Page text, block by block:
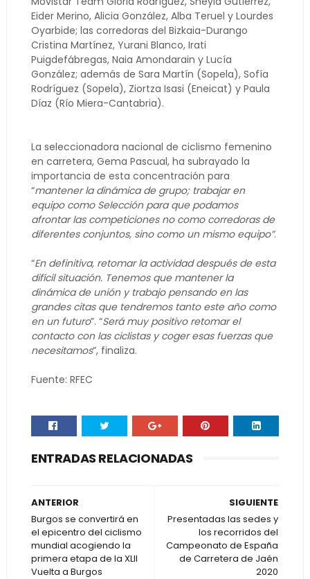
Eider Merino, Alicia González, Alba Teruel y Lourdes
Oyarbide; las corredoras del Bizkaia-Durango
Cristina Martínez, Yurani Blanco, Irati
Puigdefábregas, Naia Amondarain y Lucía
González; además de Sara Martín (Sopela), Sofía
Rodríguez (Sopela), Ziortza Isasi (Eneicat) y Paula
Díaz (Río Miera-Cantabria).
La seleccionadora nacional de ciclismo femenino
en carretera, Gema Pascual, ha subrayado la
importancia de esta concentración para
“mantener la dinámica de grupo; trabajar en
equipo como Selección para que podamos
afrontar las competiciones no como corredoras de
diferentes conjuntos, sino como un mismo equipo”.
“En definitiva, retomar la actividad después de esta
difícil situación. Tenemos que mantener la
dinámica de unión y trabajo pensando en las
grandes citas que tendremos tanto este año como
en un futuro”. “Será muy positivo retomar el
contacto con las ciclistas y coger esas fuerzas que
necesitamos”, finaliza.
Fuente: RFEC
ENTRADAS RELACIONADAS
SIGUIENTE
Presentadas las sedes y
los recorridos del
Campeonato de España
de Carretera de Jaén
2020
ANTERIOR
Burgos se convertirá en
el epicentro del ciclismo
mundial acogiendo la
primera etapa de la XLII
Vuelta a Burgos